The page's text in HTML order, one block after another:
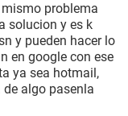
problema
solucion y es k
y pueden hacer lo
en google con ese
ya sea hotmail,
algo pasenla